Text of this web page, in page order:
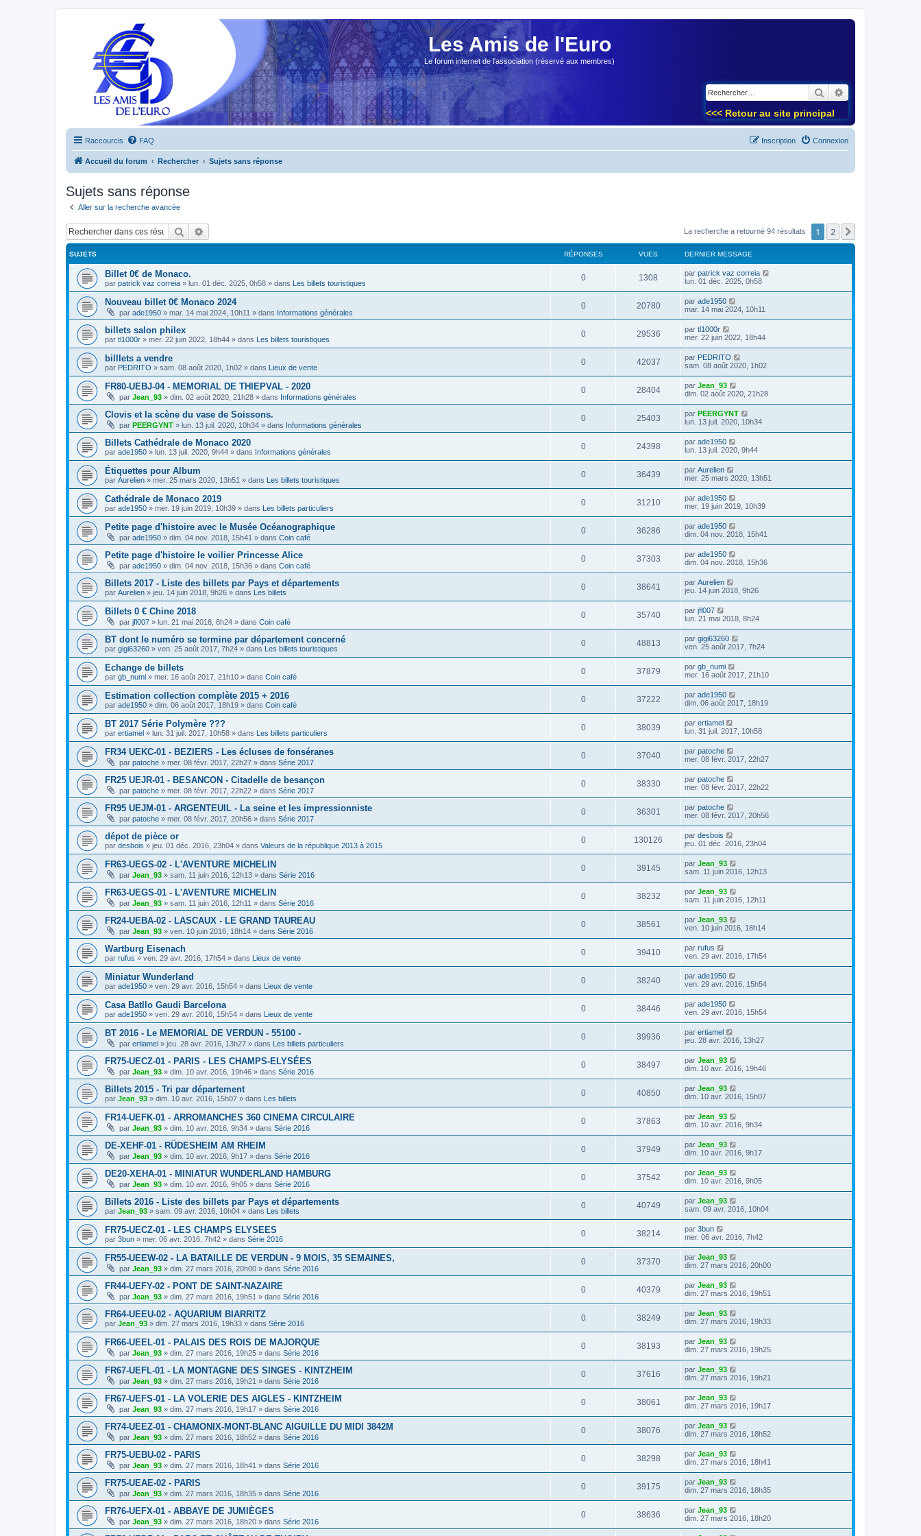
Les Amis de l'Euro
Le forum internet de l'association (réservé aux membres)
Rechercher
<<< Retour au site principal
Raccourcis FAQ Connexion
Inscription
Accueil du forum Rechercher Sujets sans réponse
Sujets sans réponse
Aller sur la recherche avancée
Rechercher La recherche a retourné 94 résultats 1 2
SUJETS RÉPONSES VUES DERNIER MESSAGE
Billet 0€ de Monaco.
par patrick vaz correia » lun. 01 déc. 2025, 0h58 » dans Les billets touristiques
0 1308 par patrick vaz correia
lun. 01 déc. 2025, 0h58
Nouveau billet 0€ Monaco 2024
par ade1950 » mar. 14 mai 2024, 10h11 » dans Informations générales
0 20780 par ade1950
mar. 14 mai 2024, 10h11
billets salon philex
par tl1000r » mer. 22 juin 2022, 18h44 » dans Les billets touristiques
0 29536 par tl1000r
mer. 22 juin 2022, 18h44
billlets a vendre
par PEDRITO » sam. 08 août 2020, 1h02 » dans Lieux de vente
0 42037 par PEDRITO
sam. 08 août 2020, 1h02
FR80-UEBJ-04 - MEMORIAL DE THIEPVAL - 2020
par Jean_93 » dim. 02 août 2020, 21h28 » dans Informations générales
0 28404 par Jean_93
dim. 02 août 2020, 21h28
Clovis et la scène du vase de Soissons.
par PEERGYNT » lun. 13 juil. 2020, 10h34 » dans Informations générales
0 25403 par PEERGYNT
lun. 13 juil. 2020, 10h34
Billets Cathédrale de Monaco 2020
par ade1950 » lun. 13 juil. 2020, 9h44 » dans Informations générales
0 24398 par ade1950
lun. 13 juil. 2020, 9h44
Étiquettes pour Album
par Aurelien » mer. 25 mars 2020, 13h51 » dans Les billets touristiques
0 36439 par Aurelien
mer. 25 mars 2020, 13h51
Cathédrale de Monaco 2019
par ade1950 » mer. 19 juin 2019, 10h39 » dans Les billets particuliers
0 31210 par ade1950
mer. 19 juin 2019, 10h39
Petite page d'histoire avec le Musée Océanographique
par ade1950 » dim. 04 nov. 2018, 15h41 » dans Coin café
0 36286 par ade1950
dim. 04 nov. 2018, 15h41
Petite page d'histoire le voilier Princesse Alice
par ade1950 » dim. 04 nov. 2018, 15h36 » dans Coin café
0 37303 par ade1950
dim. 04 nov. 2018, 15h36
Billets 2017 - Liste des billets par Pays et départements
par Aurelien » jeu. 14 juin 2018, 9h26 » dans Les billets
0 38641 par Aurelien
jeu. 14 juin 2018, 9h26
Billets 0 € Chine 2018
par jfl007 » lun. 21 mai 2018, 8h24 » dans Coin café
0 35740 par jfl007
lun. 21 mai 2018, 8h24
BT dont le numéro se termine par département concerné
par gigi63260 » ven. 25 août 2017, 7h24 » dans Les billets touristiques
0 48813 par gigi63260
ven. 25 août 2017, 7h24
Echange de billets
par gb_numi » mer. 16 août 2017, 21h10 » dans Coin café
0 37879 par gb_numi
mer. 16 août 2017, 21h10
Estimation collection complète 2015 + 2016
par ade1950 » dim. 06 août 2017, 18h19 » dans Coin café
0 37222 par ade1950
dim. 06 août 2017, 18h19
BT 2017 Série Polymère ???
par ertiamel » lun. 31 juil. 2017, 10h58 » dans Les billets particuliers
0 38039 par ertiamel
lun. 31 juil. 2017, 10h58
FR34 UEKC-01 - BEZIERS - Les écluses de fonséranes
par patoche » mer. 08 févr. 2017, 22h27 » dans Série 2017
0 37040 par patoche
mer. 08 févr. 2017, 22h27
FR25 UEJR-01 - BESANCON - Citadelle de besançon
par patoche » mer. 08 févr. 2017, 22h22 » dans Série 2017
0 38330 par patoche
mer. 08 févr. 2017, 22h22
FR95 UEJM-01 - ARGENTEUIL - La seine et les impressionniste
par patoche » mer. 08 févr. 2017, 20h56 » dans Série 2017
0 36301 par patoche
mer. 08 févr. 2017, 20h56
dépot de pièce or
par desbois » jeu. 01 déc. 2016, 23h04 » dans Valeurs de la république 2013 à 2015
0 130126 par desbois
jeu. 01 déc. 2016, 23h04
FR63-UEGS-02 - L'AVENTURE MICHELIN
par Jean_93 » sam. 11 juin 2016, 12h13 » dans Série 2016
0 39145 par Jean_93
sam. 11 juin 2016, 12h13
FR63-UEGS-01 - L'AVENTURE MICHELIN
par Jean_93 » sam. 11 juin 2016, 12h11 » dans Série 2016
0 38232 par Jean_93
sam. 11 juin 2016, 12h11
FR24-UEBA-02 - LASCAUX - LE GRAND TAUREAU
par Jean_93 » ven. 10 juin 2016, 18h14 » dans Série 2016
0 38561 par Jean_93
ven. 10 juin 2016, 18h14
Wartburg Eisenach
par rufus » ven. 29 avr. 2016, 17h54 » dans Lieux de vente
0 39410 par rufus
ven. 29 avr. 2016, 17h54
Miniatur Wunderland
par ade1950 » ven. 29 avr. 2016, 15h54 » dans Lieux de vente
0 38240 par ade1950
ven. 29 avr. 2016, 15h54
Casa Batllo Gaudi Barcelona
par ade1950 » ven. 29 avr. 2016, 15h54 » dans Lieux de vente
0 38446 par ade1950
ven. 29 avr. 2016, 15h54
BT 2016 - Le MEMORIAL DE VERDUN - 55100 -
par ertiamel » jeu. 28 avr. 2016, 13h27 » dans Les billets particuliers
0 39936 par ertiamel
jeu. 28 avr. 2016, 13h27
FR75-UECZ-01 - PARIS - LES CHAMPS-ELYSÉES
par Jean_93 » dim. 10 avr. 2016, 19h46 » dans Série 2016
0 38497 par Jean_93
dim. 10 avr. 2016, 19h46
Billets 2015 - Tri par département
par Jean_93 » dim. 10 avr. 2016, 15h07 » dans Les billets
0 40850 par Jean_93
dim. 10 avr. 2016, 15h07
FR14-UEFK-01 - ARROMANCHES 360 CINEMA CIRCULAIRE
par Jean_93 » dim. 10 avr. 2016, 9h34 » dans Série 2016
0 37863 par Jean_93
dim. 10 avr. 2016, 9h34
DE-XEHF-01 - RÜDESHEIM AM RHEIM
par Jean_93 » dim. 10 avr. 2016, 9h17 » dans Série 2016
0 37949 par Jean_93
dim. 10 avr. 2016, 9h17
DE20-XEHA-01 - MINIATUR WUNDERLAND HAMBURG
par Jean_93 » dim. 10 avr. 2016, 9h05 » dans Série 2016
0 37542 par Jean_93
dim. 10 avr. 2016, 9h05
Billets 2016 - Liste des billets par Pays et départements
par Jean_93 » sam. 09 avr. 2016, 10h04 » dans Les billets
0 40749 par Jean_93
sam. 09 avr. 2016, 10h04
FR75-UECZ-01 - LES CHAMPS ELYSEES
par 3bun » mer. 06 avr. 2016, 7h42 » dans Série 2016
0 38214 par 3bun
mer. 06 avr. 2016, 7h42
FR55-UEEW-02 - LA BATAILLE DE VERDUN - 9 MOIS, 35 SEMAINES,
par Jean_93 » dim. 27 mars 2016, 20h00 » dans Série 2016
0 37370 par Jean_93
dim. 27 mars 2016, 20h00
FR44-UEFY-02 - PONT DE SAINT-NAZAIRE
par Jean_93 » dim. 27 mars 2016, 19h51 » dans Série 2016
0 40379 par Jean_93
dim. 27 mars 2016, 19h51
FR64-UEEU-02 - AQUARIUM BIARRITZ
par Jean_93 » dim. 27 mars 2016, 19h33 » dans Série 2016
0 38249 par Jean_93
dim. 27 mars 2016, 19h33
FR66-UEEL-01 - PALAIS DES ROIS DE MAJORQUE
par Jean_93 » dim. 27 mars 2016, 19h25 » dans Série 2016
0 38193 par Jean_93
dim. 27 mars 2016, 19h25
FR67-UEFL-01 - LA MONTAGNE DES SINGES - KINTZHEIM
par Jean_93 » dim. 27 mars 2016, 19h21 » dans Série 2016
0 37616 par Jean_93
dim. 27 mars 2016, 19h21
FR67-UEFS-01 - LA VOLERIE DES AIGLES - KINTZHEIM
par Jean_93 » dim. 27 mars 2016, 19h17 » dans Série 2016
0 38061 par Jean_93
dim. 27 mars 2016, 19h17
FR74-UEEZ-01 - CHAMONIX-MONT-BLANC AIGUILLE DU MIDI 3842M
par Jean_93 » dim. 27 mars 2016, 18h52 » dans Série 2016
0 38076 par Jean_93
dim. 27 mars 2016, 18h52
FR75-UEBU-02 - PARIS
par Jean_93 » dim. 27 mars 2016, 18h41 » dans Série 2016
0 38298 par Jean_93
dim. 27 mars 2016, 18h41
FR75-UEAE-02 - PARIS
par Jean_93 » dim. 27 mars 2016, 18h35 » dans Série 2016
0 39175 par Jean_93
dim. 27 mars 2016, 18h35
FR76-UEFX-01 - ABBAYE DE JUMIÈGES
par Jean_93 » dim. 27 mars 2016, 18h20 » dans Série 2016
0 38636 par Jean_93
dim. 27 mars 2016, 18h20